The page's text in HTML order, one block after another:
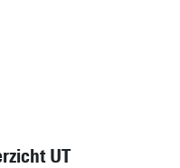
UT